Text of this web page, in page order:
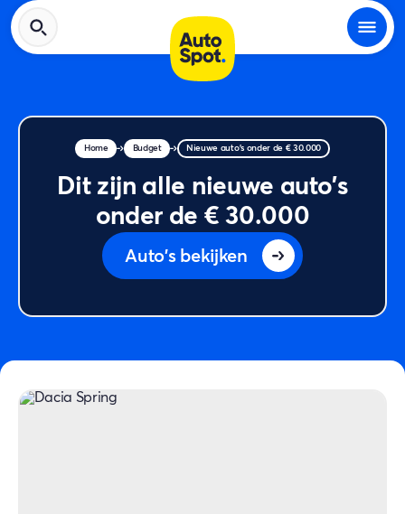
Home Budget Nieuwe auto's onder de € 30.000
Dit zijn alle nieuwe auto's
onder de € 30.000
Auto's bekijken